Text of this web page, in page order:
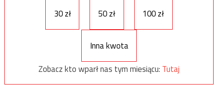
30 zł
50 zł 100 zł
Inna kwota
Zobacz kto wparł nas tym miesiącu: Tutaj